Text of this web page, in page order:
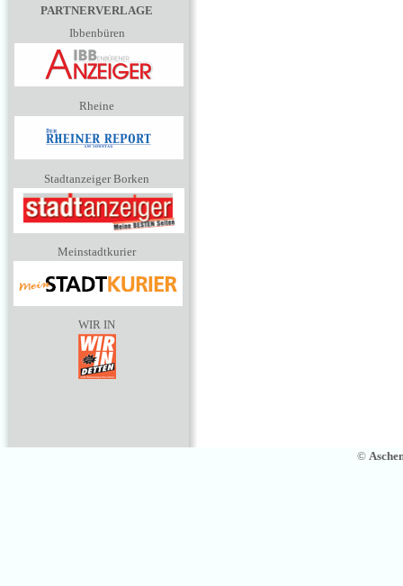
PARTNERVERLAGE
Ibbenbüren
Rheine
Stadtanzeiger Borken
Meinstadtkurier
WIR IN
©